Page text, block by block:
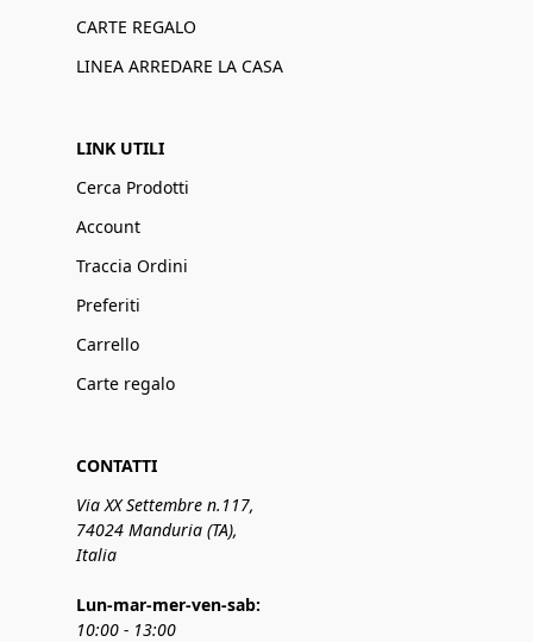
CARTE REGALO
LINEA ARREDARE LA CASA
LINK UTILI
Cerca Prodotti
Account
Traccia Ordini
Preferiti
Carrello
Carte regalo
CONTATTI
Via XX Settembre n.117,
74024 Manduria (TA),
Italia
Lun-mar-mer-ven-sab:
10:00 - 13:00